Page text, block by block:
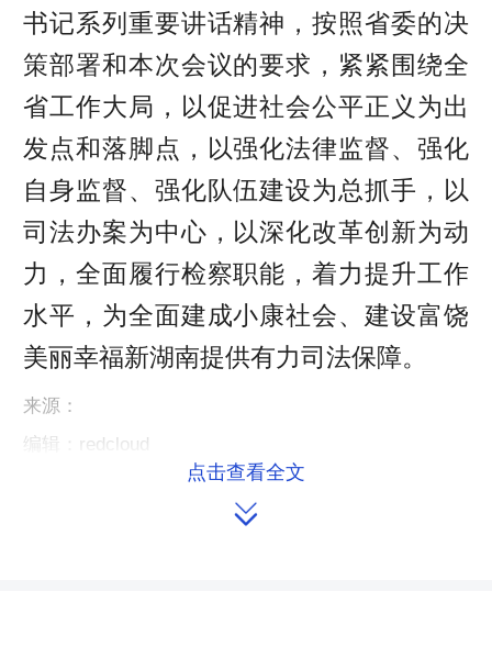
书记系列重要讲话精神，按照省委的决
策部署和本次会议的要求，紧紧围绕全
省工作大局，以促进社会公平正义为出
发点和落脚点，以强化法律监督、强化
自身监督、强化队伍建设为总抓手，以
司法办案为中心，以深化改革创新为动
力，全面履行检察职能，着力提升工作
水平，为全面建成小康社会、建设富饶
美丽幸福新湖南提供有力司法保障。
来源：
编辑：redcloud
点击查看全文
